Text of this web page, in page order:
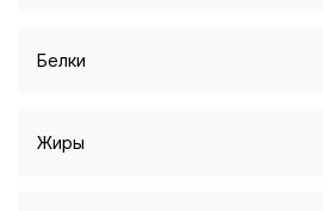
Белки
Жиры